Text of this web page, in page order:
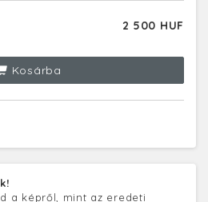
2 500 HUF
Kosárba
a képről, mint az eredeti